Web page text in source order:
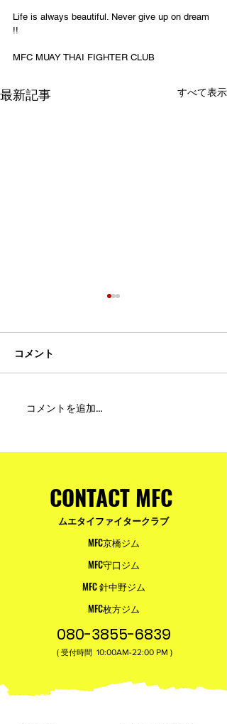
Life is always beautiful. Never give up on dream
!!
MFC MUAY THAI FIGHTER CLUB
最新記事 すべて表示
MFC DREAM FIGHT 24にご
皆様へ
コメント
コメントを追加…
CONTACT MFC
ムエタイファイタークラブ
MFC京橋ジム
MFC守口ジム
MFC 針中野ジム
MFC枚方ジム
080-3855-6839
( 受付時間 10:00AM-22:00​ PM )